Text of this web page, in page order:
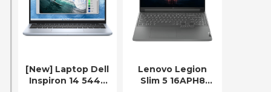
[New] Laptop Dell
Inspiron 14 5445
Lenovo Legion
Slim 5 16APH8